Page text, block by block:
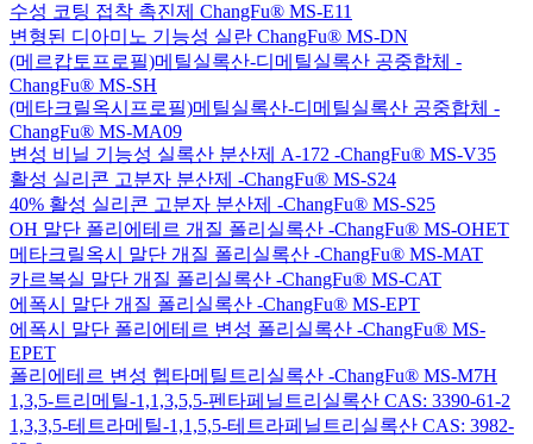
수성 코팅 접착 촉진제 ChangFu® MS-E11
변형된 디아미노 기능성 실란 ChangFu® MS-DN
(메르캅토프로필)메틸실록산-디메틸실록산 공중합체 -
ChangFu® MS-SH
(메타크릴옥시프로필)메틸실록산-디메틸실록산 공중합체 -
ChangFu® MS-MA09
변성 비닐 기능성 실록산 분산제 A-172 -ChangFu® MS-V35
활성 실리콘 고분자 분산제 -ChangFu® MS-S24
40% 활성 실리콘 고분자 분산제 -ChangFu® MS-S25
OH 말단 폴리에테르 개질 폴리실록산 -ChangFu® MS-OHET
메타크릴옥시 말단 개질 폴리실록산 -ChangFu® MS-MAT
카르복실 말단 개질 폴리실록산 -ChangFu® MS-CAT
에폭시 말단 개질 폴리실록산 -ChangFu® MS-EPT
에폭시 말단 폴리에테르 변성 폴리실록산 -ChangFu® MS-
EPET
폴리에테르 변성 헵타메틸트리실록산 -ChangFu® MS-M7H
1,3,5-트리메틸-1,1,3,5,5-펜타페닐트리실록산 CAS: 3390-61-2
1,3,3,5-테트라메틸-1,1,5,5-테트라페닐트리실록산 CAS: 3982-